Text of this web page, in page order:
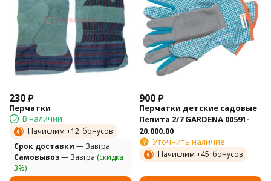
230₽
Перчатки
В наличии
Начислим +12 бонусов
Cрок доставки — Завтра
Самовывоз— Завтра (скидка
3%)
900₽
Перчатки детские садовые
Пепита 2/7 GARDENA 00591-
20.000.00
Уточнить наличие
Начислим +45 бонусов